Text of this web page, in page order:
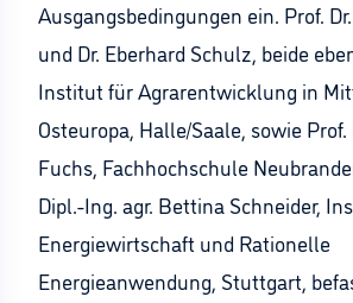
Ausgangsbedingungen ein. Prof.
und Dr. Eberhard Schulz, beide
Institut für Agrarentwicklung in
Osteuropa, Halle/Saale, sowie Prof.
Fuchs, Fachhochschule
Dipl.-Ing. agr. Bettina Schneider,
Energiewirtschaft und Rationelle
Energieanwendung, Stuttgart,